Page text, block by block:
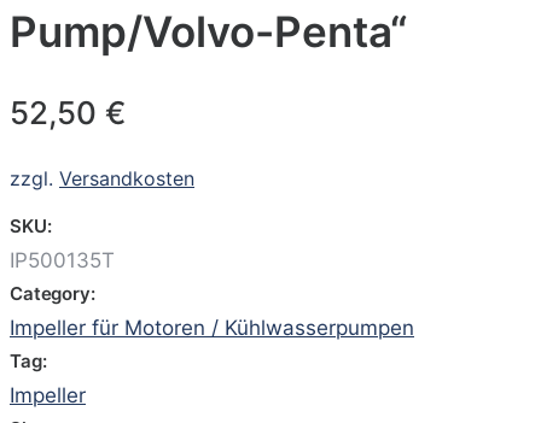
Pump/Volvo-Penta“
52,50 €
zzgl. Versandkosten
SKU:
IP500135T
Category:
Impeller für Motoren / Kühlwasserpumpen
Tag:
Impeller